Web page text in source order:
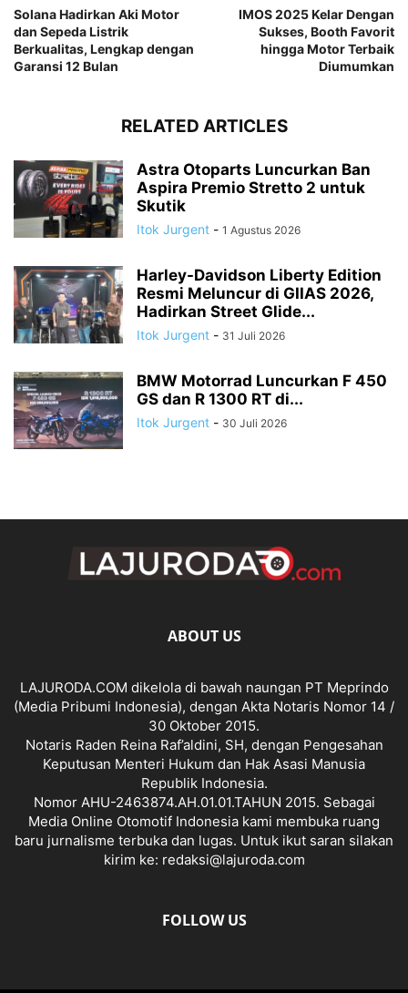
Solana Hadirkan Aki Motor
dan Sepeda Listrik
Berkualitas, Lengkap dengan
Garansi 12 Bulan
IMOS 2025 Kelar Dengan
Sukses, Booth Favorit
hingga Motor Terbaik
Diumumkan
RELATED ARTICLES
Astra Otoparts Luncurkan Ban
Aspira Premio Stretto 2 untuk
Skutik
Itok Jurgent - 1 Agustus 2026
Harley-Davidson Liberty Edition
Resmi Meluncur di GIIAS 2026,
Hadirkan Street Glide...
Itok Jurgent - 31 Juli 2026
BMW Motorrad Luncurkan F 450
GS dan R 1300 RT di...
Itok Jurgent - 30 Juli 2026
ABOUT US
LAJURODA.COM dikelola di bawah naungan PT Meprindo
(Media Pribumi Indonesia), dengan Akta Notaris Nomor 14 /
30 Oktober 2015.
Notaris Raden Reina Raf’aldini, SH, dengan Pengesahan
Keputusan Menteri Hukum dan Hak Asasi Manusia
Republik Indonesia.
Nomor AHU-2463874.AH.01.01.TAHUN 2015. Sebagai
Media Online Otomotif Indonesia kami membuka ruang
baru jurnalisme terbuka dan lugas. Untuk ikut saran silakan
kirim ke: redaksi@lajuroda.com
FOLLOW US